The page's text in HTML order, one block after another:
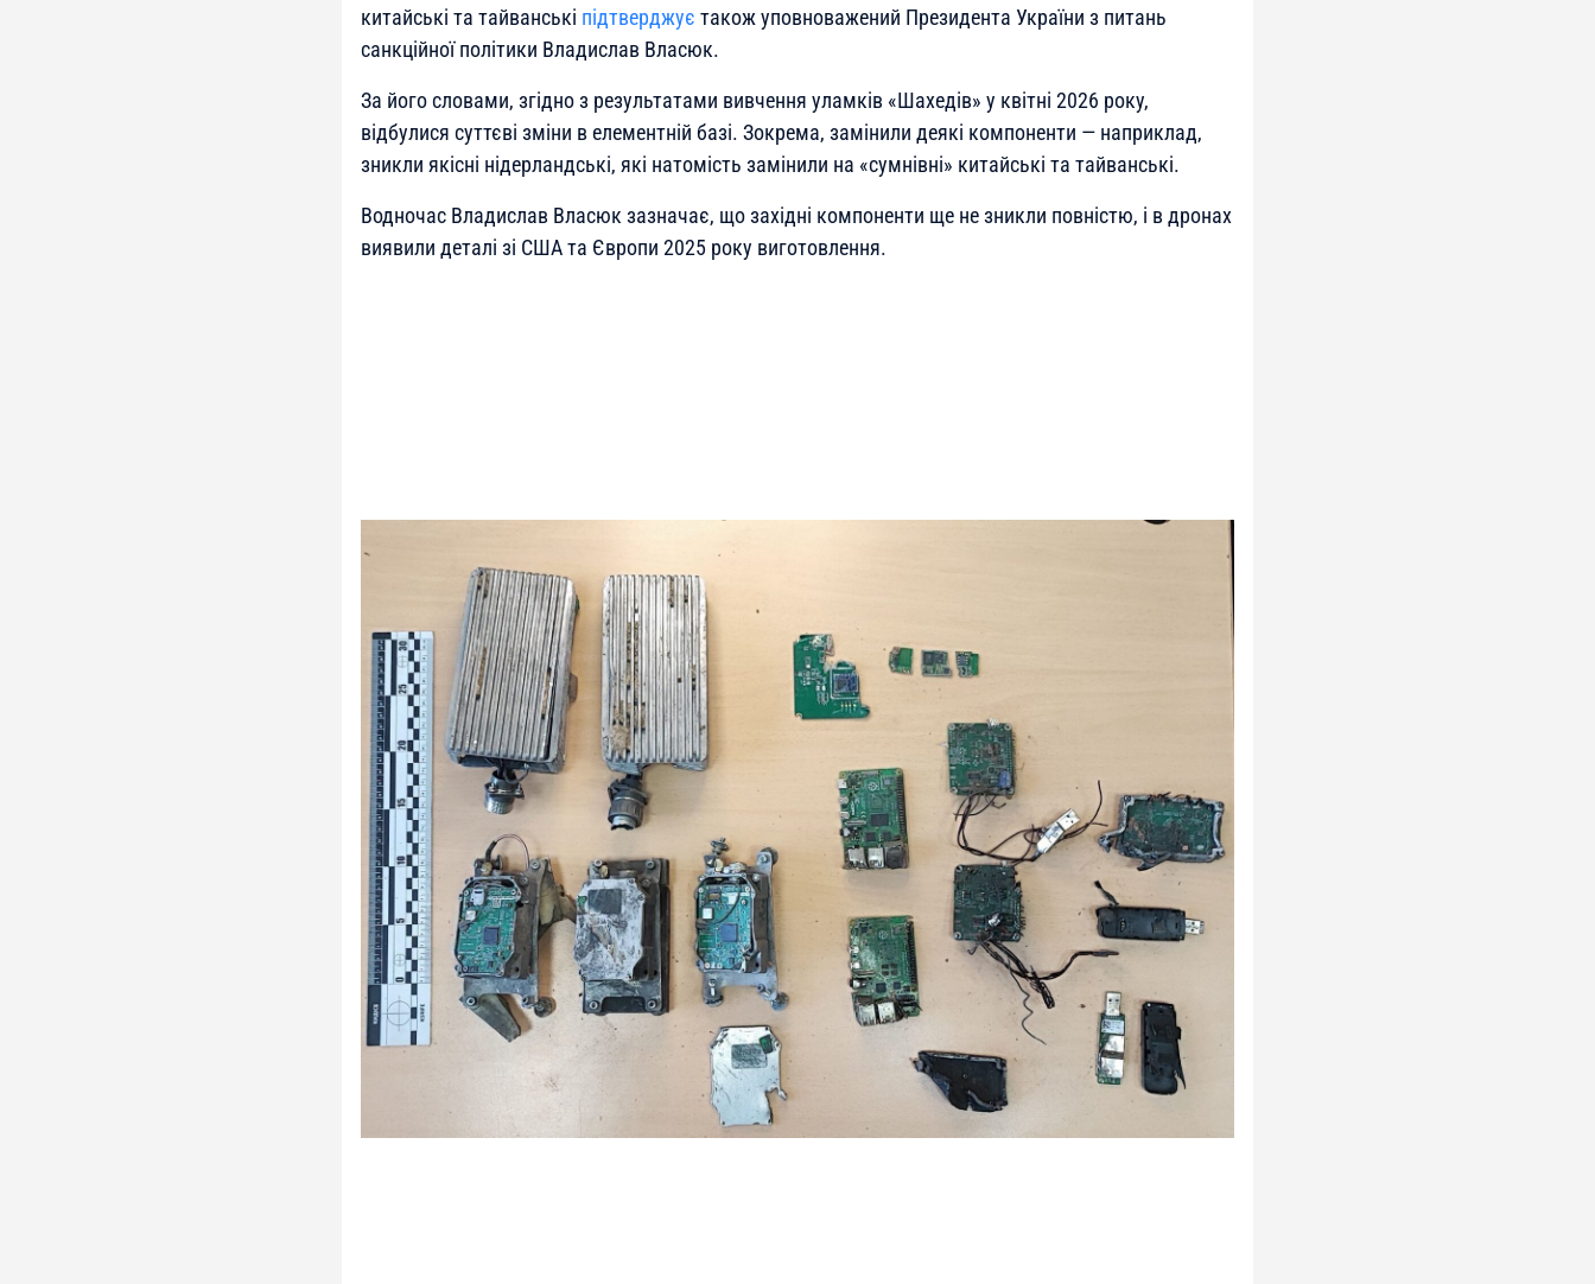
китайські та тайванські підтверджує також уповноважений Президента України з питань
санкційної політики Владислав Власюк.
За його словами, згідно з результатами вивчення уламків «Шахедів» у квітні 2026 року,
відбулися суттєві зміни в елементній базі. Зокрема, замінили деякі компоненти — наприклад,
зникли якісні нідерландські, які натомість замінили на «сумнівні» китайські та тайванські.
Водночас Владислав Власюк зазначає, що західні компоненти ще не зникли повністю, і в дронах
виявили деталі зі США та Європи 2025 року виготовлення.